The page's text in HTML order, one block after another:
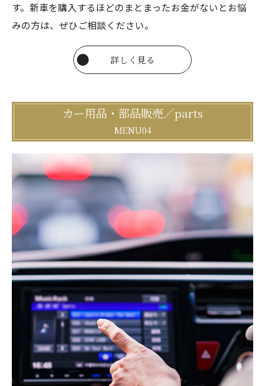
す。新車を購入するほどのまとまったお金がないとお悩
みの方は、ぜひご相談ください。
詳しく見る
カー用品・部品販売／parts
MENU04